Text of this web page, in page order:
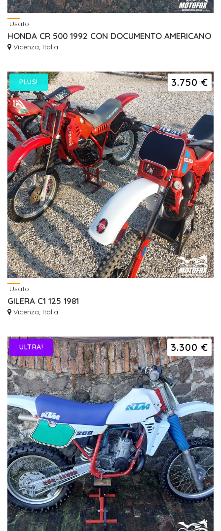
Usato
HONDA CR 500 1992 CON DOCUMENTO AMERICANO
Vicenza, Italia
3.750 €
PLUS!
Usato
GILERA C1 125 1981
Vicenza, Italia
3.300 €
ULTRA!